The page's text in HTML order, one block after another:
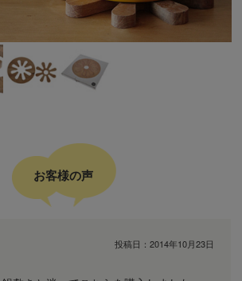
お客様の声
投稿日：2014年10月23日